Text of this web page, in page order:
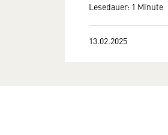
Lesedauer: 1 Minute
13.02.2025